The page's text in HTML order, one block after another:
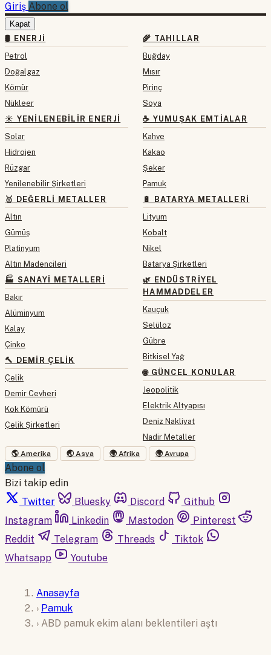
Giriş Abone ol
Kapat
🛢 ENERJI
Petrol
Doğalgaz
Kömür
Nükleer
☀️ YENILENEBILIR ENERJI
Solar
Hidrojen
Rüzgar
Yenilenebilir Şirketleri
🥇 DEĞERLI METALLER
Altın
Gümüş
Platinyum
Altın Madencileri
🏭 SANAYI METALLERI
Bakır
Alüminyum
Kalay
Çinko
🔨 DEMIR ÇELIK
Çelik
Demir Cevheri
Kok Kömürü
Çelik Şirketleri
🌾 TAHILLAR
Buğday
Mısır
Pirinç
Soya
☕ YUMUŞAK EMTIALAR
Kahve
Kakao
Şeker
Pamuk
🔋 BATARYA METALLERI
Lityum
Kobalt
Nikel
Batarya Şirketleri
🌿 ENDÜSTRIYEL
HAMMADDELER
Kauçuk
Selüloz
Gübre
Bitkisel Yağ
🌐 GÜNCEL KONULAR
Jeopolitik
Elektrik Altyapısı
Deniz Nakliyat
Nadir Metaller
🌎 Amerika 🌏 Asya 🌍 Afrika 🌍 Avrupa
Abone ol
Bizi takip edin
Twitter
Bluesky Discord
Github
Instagram
Linkedin Mastodon
Pinterest
Reddit
Telegram Threads
Tiktok
Whatsapp
Youtube
Anasayfa
› Pamuk
› ABD pamuk ekim alanı beklentileri aştı